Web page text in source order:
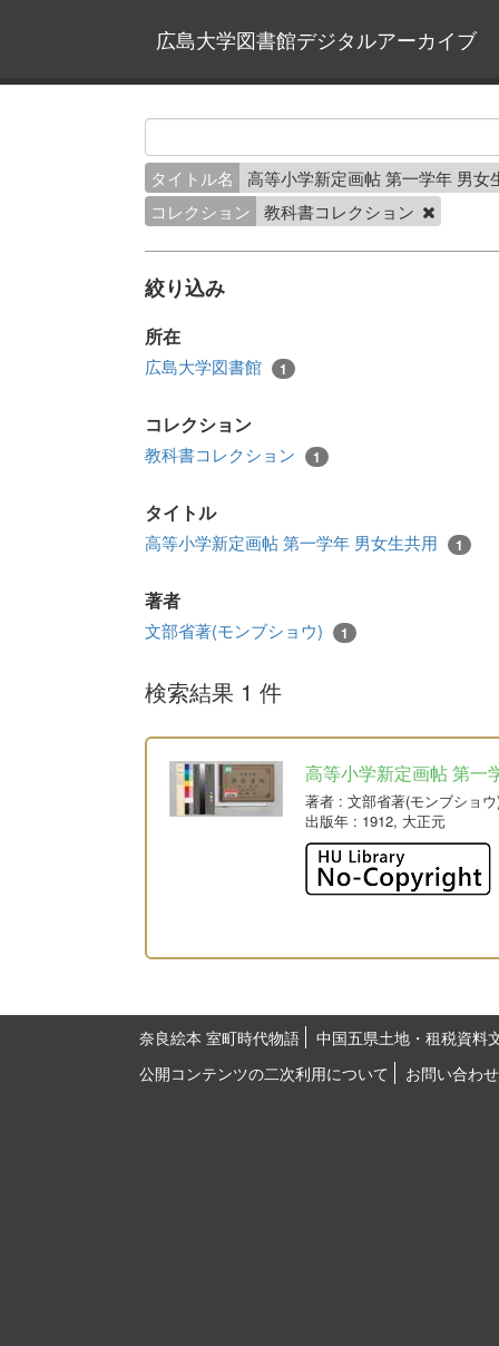
広島大学図書館デジタルアーカイブ
タイトル名
高等小学新定画帖 第一学年 男女
コレクション
教科書コレクション
絞り込み
所在
広島大学図書館 1
コレクション
教科書コレクション 1
タイトル
高等小学新定画帖 第一学年 男女生共用 1
著者
文部省著(モンブショウ) 1
検索結果 1 件
高等小学新定画帖 第一
著者 : 文部省著(モンブショ
出版年 : 1912, 大正元
奈良絵本 室町時代物語
中国五県土地・租税資料
公開コンテンツの二次利用について
お問い合わせ